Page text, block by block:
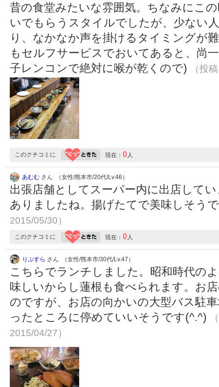
昔の食堂みたいな雰囲気。ちなみにこ
いでもらうスタイルでしたが、少ない
り、なかなか声を掛けるタイミングが
もセルフサービスでおいてあると、尚
子レンコンで絶対に喉が乾くので)
（投
このクチコミに 現在： 0 人
あむむ さん （女性/熊本市/20代/Lv.46）
出張店舗としてスーパー内に出店して
ありましたね。揚げたてで美味しそう
2015/05/30）
このクチコミに 現在： 0 人
りぷすら さん （女性/熊本市/30代/Lv.47）
こちらでランチしました。昭和時代の
味しいからし蓮根も食べられます。お
のですが、お店の向かいの大型バス駐
ったところに停めていいそうです(^.^)
2015/04/27）